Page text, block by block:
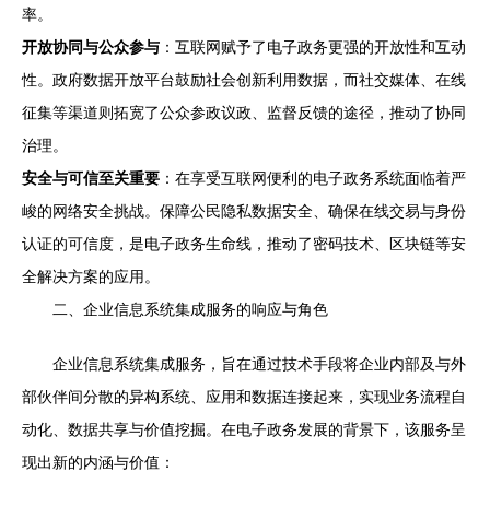
率。
开放协同与公众参与 ：互联网赋予了电子政务更强的开放性和互动
性。政府数据开放平台鼓励社会创新利用数据，而社交媒体、在线
征集等渠道则拓宽了公众参政议政、监督反馈的途径，推动了协同
治理。
安全与可信至关重要 ：在享受互联网便利的电子政务系统面临着严
峻的网络安全挑战。保障公民隐私数据安全、确保在线交易与身份
认证的可信度，是电子政务生命线，推动了密码技术、区块链等安
全解决方案的应用。
二、企业信息系统集成服务的响应与角色
企业信息系统集成服务，旨在通过技术手段将企业内部及与外
部伙伴间分散的异构系统、应用和数据连接起来，实现业务流程自
动化、数据共享与价值挖掘。在电子政务发展的背景下，该服务呈
现出新的内涵与价值：